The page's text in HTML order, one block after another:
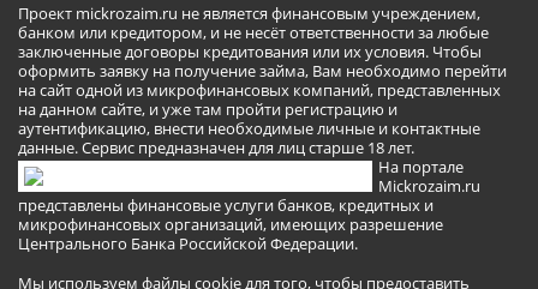
Проект mickrozaim.ru не является финансовым учреждением,
банком или кредитором, и не несёт ответственности за любые
заключенные договоры кредитования или их условия. Чтобы
оформить заявку на получение займа, Вам необходимо перейти
на сайт одной из микрофинансовых компаний, представленных
на данном сайте, и уже там пройти регистрацию и
аутентификацию, внести необходимые личные и контактные
данные. Сервис предназначен для лиц старше 18 лет.
На портале
Mickrozaim.ru
представлены финансовые услуги банков, кредитных и
микрофинансовых организаций, имеющих разрешение
Центрального Банка Российской Федерации.
Мы используем файлы cookie для того, чтобы предоставить